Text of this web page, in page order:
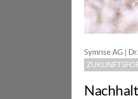
Symrise AG |